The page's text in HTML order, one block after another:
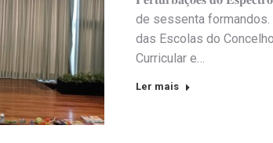
de sessenta
das Escolas do
Curricular e…
Ler mais